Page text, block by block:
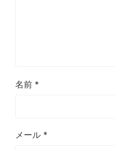
名前 *
メール *